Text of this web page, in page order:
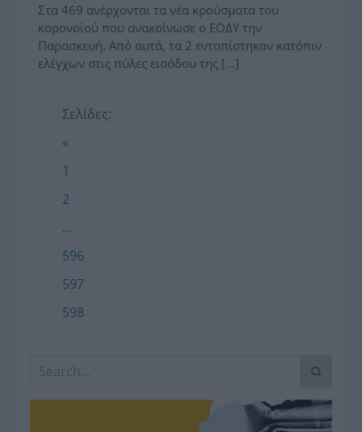
Στα 469 ανέρχονται τα νέα κρούσματα του
κορoνοϊού που ανακοίνωσε ο ΕΟΔΥ την
Παρασκευή. Από αυτά, τα 2 εντοπίστηκαν κατόπιν
ελέγχων στις πύλες εισόδου της […]
Σελίδες:
«
1
2
...
596
597
598